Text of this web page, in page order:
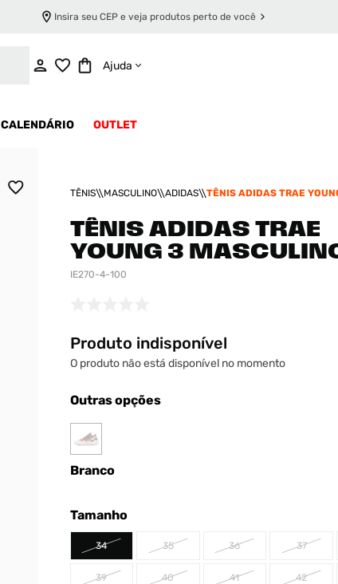
Insira seu CEP e veja produtos perto de você
Ajuda
CALENDÁRIO OUTLET
TÊNIS MASCULINO ADIDAS
TÊNIS ADIDAS TRAE
TÊNIS ADIDAS TRAE
YOUNG 3
IE270-4-100
Produto indisponível
O produto não está disponível no momento
Outras opções
Branco
Tamanho
34 35 36 37
39 40 41 42